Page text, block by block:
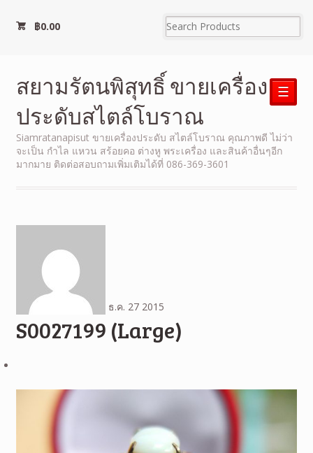
฿0.00
สยามรัตนพิสุทธิ์ ขายเครื่อง
ประดับสไตล์โบราณ
Siamratanapisut ขายเครื่องประดับ สไตล์โบราณ คุณภาพดี ไม่ว่า
จะเป็น กำไล แหวน สร้อยคอ ต่างหู พระเครื่อง และสินค้าอื่นๆอีก
มากมาย ติดต่อสอบถามเพิ่มเติมได้ที่ 086-369-3601
☰
ธ.ค. 27 2015
S0027199 (Large)